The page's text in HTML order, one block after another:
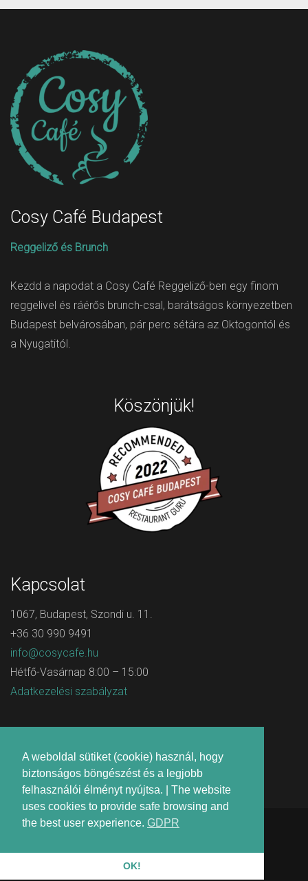
Cosy Café Budapest
Reggeliző és Brunch
Kezdd a napodat a Cosy Café Reggeliző-ben egy finom
reggelivel és ráérős brunch-csal, barátságos környezetben
Budapest belvárosában, pár perc sétára az Oktogontól és
a Nyugatitól.
Köszönjük!
Kapcsolat
1067, Budapest, Szondi u. 11.
+36 30 990 9491
info@cosycafe.hu
Hétfő-Vasárnap 8:00 – 15:00
Adatkezelési szabályzat
All Rights Reserved © Cosy Cafe | Made with 💚 by
A weboldal sütiket (cookie) használ, hogy
biztonságos böngészést és a legjobb
felhasználói élményt nyújtsa. | The website
uses cookies to provide safe browsing and
the best user experience. GDPR
OK!